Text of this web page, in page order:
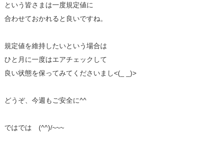
という皆さまは一度規定値に
合わせておかれると良いですね。
規定値を維持したいという場合は
ひと月に一度はエアチェックして
良い状態を保ってみてくださいまし<(_ _)>
どうぞ、今週もご安全に^^
ではでは (^^)/~~~